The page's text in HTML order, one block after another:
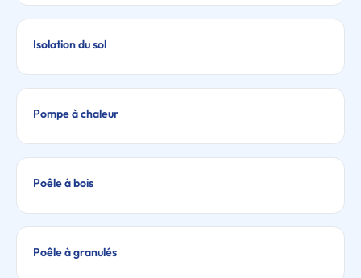
Isolation du sol
Pompe à chaleur
Poêle à bois
Poêle à granulés